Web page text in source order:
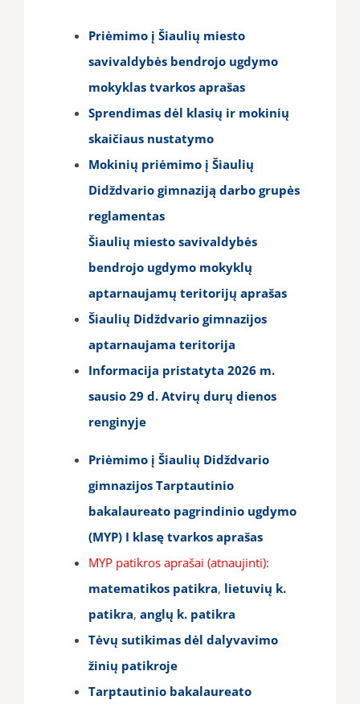
Priėmimo į Šiaulių miesto
savivaldybės bendrojo ugdymo
mokyklas tvarkos aprašas
Sprendimas dėl klasių ir mokinių
skaičiaus nustatymo
Mokinių priėmimo į Šiaulių
Didždvario gimnaziją darbo grupės
reglamentas
Šiaulių miesto savivaldybės
bendrojo ugdymo mokyklų
aptarnaujamų teritorijų aprašas
Šiaulių Didždvario gimnazijos
aptarnaujama teritorija
Informacija pristatyta 2026 m.
sausio 29 d. Atvirų durų dienos
renginyje
Priėmimo į Šiaulių Didždvario
gimnazijos Tarptautinio
bakalaureato pagrindinio ugdymo
(MYP) I klasę tvarkos aprašas
MYP patikros aprašai (atnaujinti):
matematikos patikra, lietuvių k.
patikra, anglų k. patikra
Tėvų sutikimas dėl dalyvavimo
žinių patikroje
Tarptautinio bakalaureato